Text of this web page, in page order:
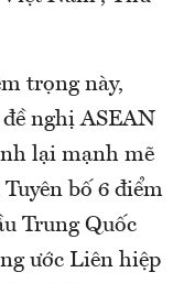
trọng này,
nghị ASEAN
lại mạnh mẽ
bố 6 điểm
Trung Quốc
ước Liên hiệp